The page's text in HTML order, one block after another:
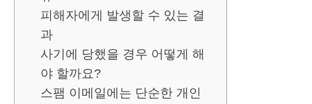
피해자에게 발생할 수 있는 결
과
사기에 당했을 경우 어떻게 해
야 할까요?
스팸 이메일에는 단순한 개인